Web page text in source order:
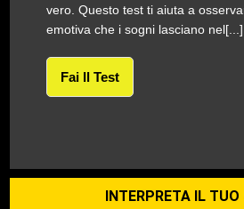
vero. Questo test ti aiuta a
emotiva che i sogni lasciano nel[...]
Fai Il Test
INTERPRETA IL